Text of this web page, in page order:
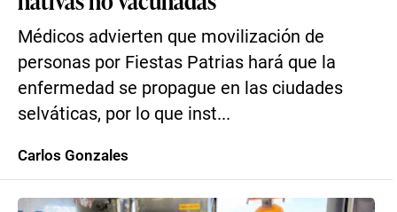
Médicos advierten que movilización de
personas por Fiestas Patrias hará que la
enfermedad se propague en las ciudades
selváticas, por lo que inst...
Carlos Gonzales